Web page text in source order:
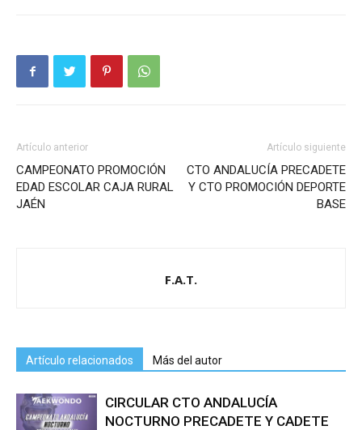
Artículo anterior
CAMPEONATO PROMOCIÓN
EDAD ESCOLAR CAJA RURAL
JAÉN
Artículo siguiente
CTO ANDALUCÍA PRECADETE
Y CTO PROMOCIÓN DEPORTE
BASE
F.A.T.
Artículo relacionados Más del autor
CIRCULAR CTO ANDALUCÍA
NOCTURNO PRECADETE Y CADETE